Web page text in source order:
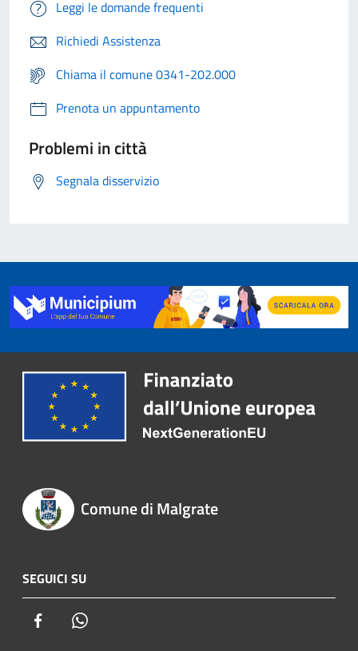
Leggi le domande frequenti
Richiedi Assistenza
Chiama il comune 0341-202.000
Prenota un appuntamento
Problemi in città
Segnala disservizio
Comune di Malgrate
SEGUICI SU
Facebook